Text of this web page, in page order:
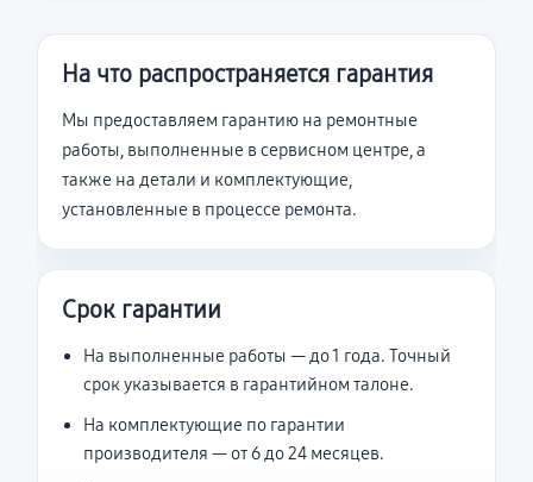
На что распространяется гарантия
Мы предоставляем гарантию на ремонтные
работы, выполненные в сервисном центре, а
также на детали и комплектующие,
установленные в процессе ремонта.
Срок гарантии
На выполненные работы — до 1 года. Точный
срок указывается в гарантийном талоне.
На комплектующие по гарантии
производителя — от 6 до 24 месяцев.